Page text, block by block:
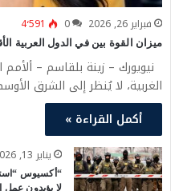
فبراير 26, 2026 0 4٬591
ميزان القوة بين في الدول العربية
نيويورك – زينة بلقاسم –
الغربية، لا يُنظر إلى الشرق
أكمل القراءة »
يناير 13, 2026
“أكسيوس
لا يؤيدون عمل